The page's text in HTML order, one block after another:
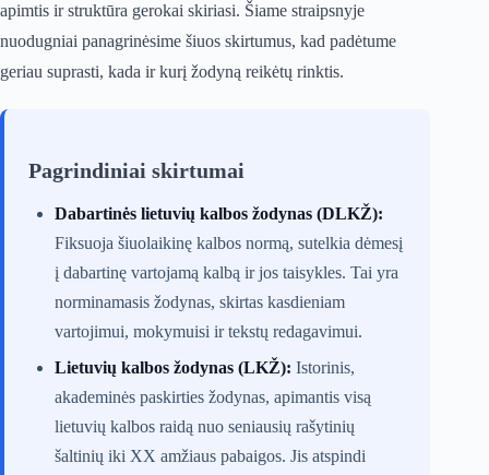
apimtis ir struktūra gerokai skiriasi. Šiame straipsnyje
nuodugniai panagrinėsime šiuos skirtumus, kad padėtume
geriau suprasti, kada ir kurį žodyną reikėtų rinktis.
Pagrindiniai skirtumai
Dabartinės lietuvių kalbos žodynas (DLKŽ):
Fiksuoja šiuolaikinę kalbos normą, sutelkia dėmesį
į dabartinę vartojamą kalbą ir jos taisykles. Tai yra
norminamasis žodynas, skirtas kasdieniam
vartojimui, mokymuisi ir tekstų redagavimui.
Lietuvių kalbos žodynas (LKŽ): Istorinis,
akademinės paskirties žodynas, apimantis visą
lietuvių kalbos raidą nuo seniausių rašytinių
šaltinių iki XX amžiaus pabaigos. Jis atspindi